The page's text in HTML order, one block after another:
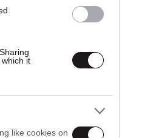
it
like cookies on